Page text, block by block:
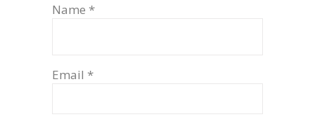
Name *
Email *